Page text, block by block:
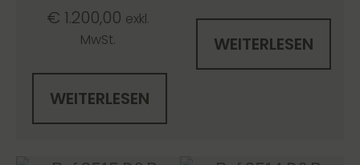
€ 1.200,00 exkl.
MwSt.
WEITERLESEN
WEITERLESEN